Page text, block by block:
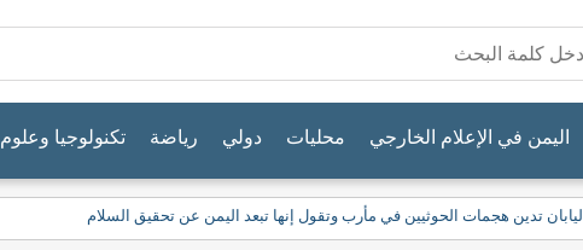
اليمن في الإعلام الخارجي محليات دولي رياضة تكنولوجيا وعلوم
اليابان تدين هجمات الحوثيين في مأرب وتقول إنها تبعد اليمن عن تحقيق السلام